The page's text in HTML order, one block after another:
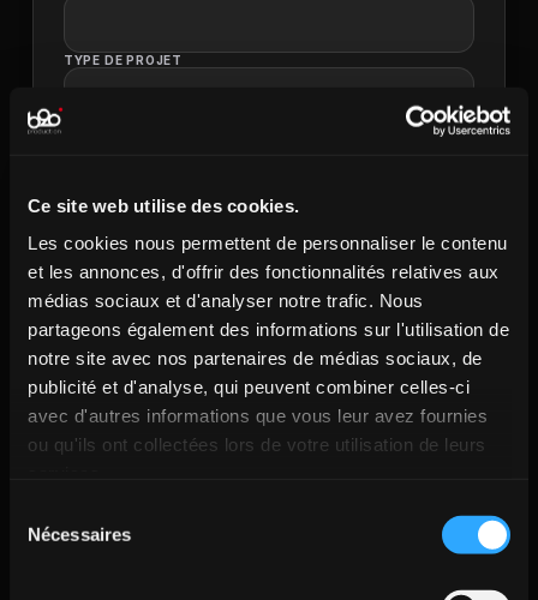
Ce site web utilise des cookies.
Les cookies nous permettent de personnaliser le contenu
et les annonces, d'offrir des fonctionnalités relatives aux
médias sociaux et d'analyser notre trafic. Nous
partageons également des informations sur l'utilisation de
notre site avec nos partenaires de médias sociaux, de
publicité et d'analyse, qui peuvent combiner celles-ci
avec d'autres informations que vous leur avez fournies
ou qu'ils ont collectées lors de votre utilisation de leurs
Nécessaires
TYPE DE PROJET